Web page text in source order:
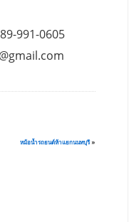
991-0605
หม้อน้ำรถยนต์ห้าแยกนนทบุรี»